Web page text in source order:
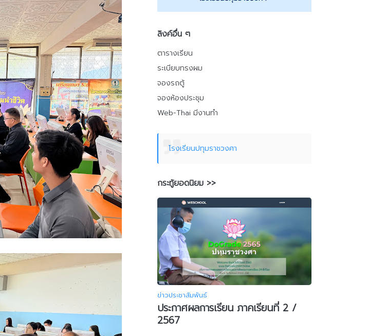
ลิงค์อื่น ๆ
ตารางเรียน
ระเบียบทรงผม
จองรถตู้
จองห้องประชุม
Web-Thai มีงานทำ
โรงเรียนปทุมราชวงศา
กระทู้ยอดนิยม >>
ข่าวประชาสัมพันธ์
ประกาศผลการเรียน ภาคเรียนที่ 2 /
2567